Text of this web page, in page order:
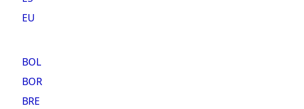
EU
BOL
BOR
BRE